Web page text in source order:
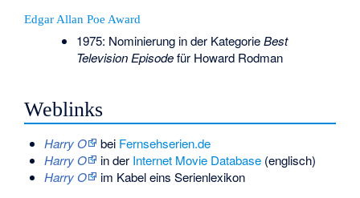
Edgar Allan Poe Award
1975: Nominierung in der KategorieBest
Television Episodefür Howard Rodman
Weblinks
Harry O bei Fernsehserien.de
Harry O
in der Internet Movie Database(englisch)
Harry O
im Kabel eins Serienlexikon